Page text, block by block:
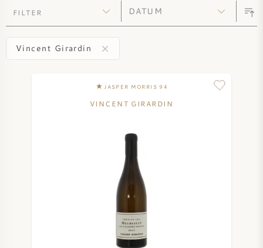
ZOETE WIJN
FILTER
Vincent Girardin
JASPER MORRIS 94
VINCENT GIRARDIN